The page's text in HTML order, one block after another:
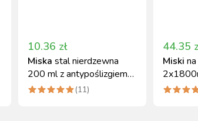
10.36 zł
Miska stal nierdzewna
200 ml z antypoślizgiem
Kerbl
(11)
44.35
Miski